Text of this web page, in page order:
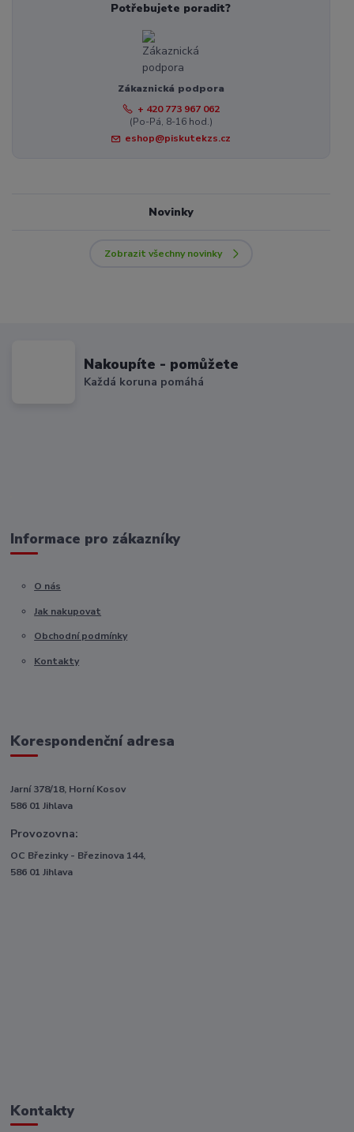
Potřebujete poradit?
Zákaznická podpora
+ 420 773 967 062
(Po-Pá, 8-16 hod.)
eshop@piskutekzs.cz
Novinky
Zobrazit všechny novinky
Nakoupíte - pomůžete
Každá koruna pomáhá
Informace pro zákazníky
O nás
Jak nakupovat
Obchodní podmínky
Kontakty
Korespondenční adresa
Jarní 378/18, Horní Kosov
586 01 Jihlava
Provozovna:
OC Březinky - Březinova 144,
586 01 Jihlava
Kontakty